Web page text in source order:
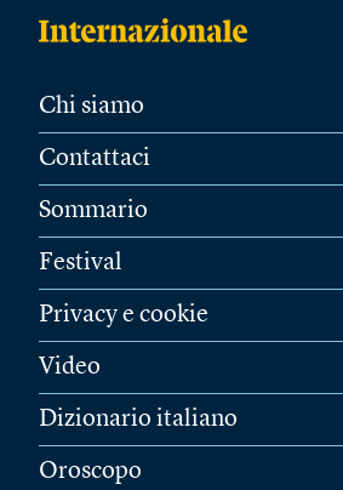
Chi siamo
Contattaci
Sommario
Festival
Privacy e cookie
Video
Dizionario italiano
Oroscopo